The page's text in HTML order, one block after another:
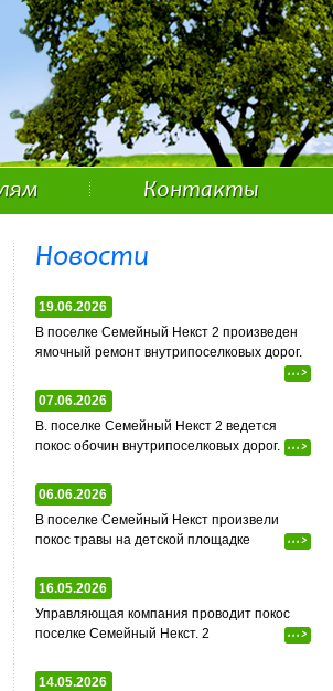
Контакты
Новости
19.06.2026
В поселке Семейный Некст 2 произведен
ямочный ремонт внутрипоселковых дорог.
...>
07.06.2026
В. поселке Семейный Некст 2 ведется
покос обочин внутрипоселковых дорог.
...>
06.06.2026
В поселке Семейный Некст произвели
покос травы на детской площадке
...>
16.05.2026
Управляющая компания проводит покос
поселке Семейный Некст. 2
...>
14.05.2026